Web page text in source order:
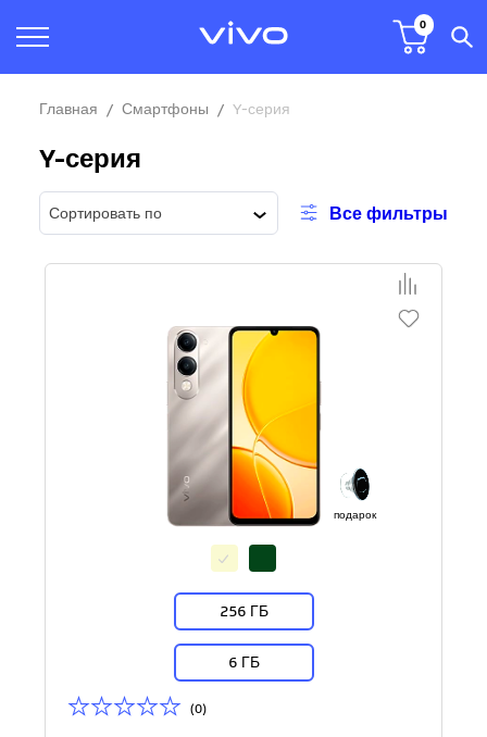
0
Главная Смартфоны Y-серия
Y-серия
Сортировать по Все фильтры
подарок
256 ГБ
6 ГБ
(0)